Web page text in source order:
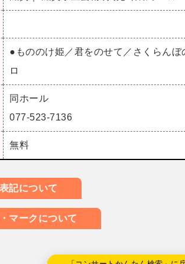
●もののけ姫／君をのせて／さくらん
ロ
同ホール
077-523-7136
無料
記について
マークについて